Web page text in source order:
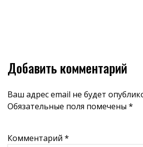
Добавить комментарий
Ваш адрес email не будет
Обязательные поля помечены *
Комментарий *